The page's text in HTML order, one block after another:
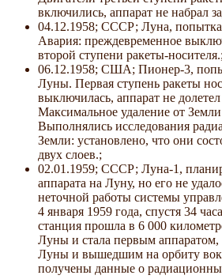
включились, аппарат не набрал
04.12.1958; СССР; Луна,
Авария: преждевременное
второй ступени ракеты-носителя.;
06.12.1958; США; Пионер-3,
Луны. Первая ступень ракеты
выключилась, аппарат не
Максимальное удаление от
Выполнялись исследования
Земли: установлено, что они
двух слоев.;
02.01.1959; СССР; Луна-1,
аппарата на Луну, но его не
неточной работы системы
4 января 1959 года, спустя 34
станция прошла в 6 000
Луны и стала первым
Луны и вышедшим на орбиту
получены данные о